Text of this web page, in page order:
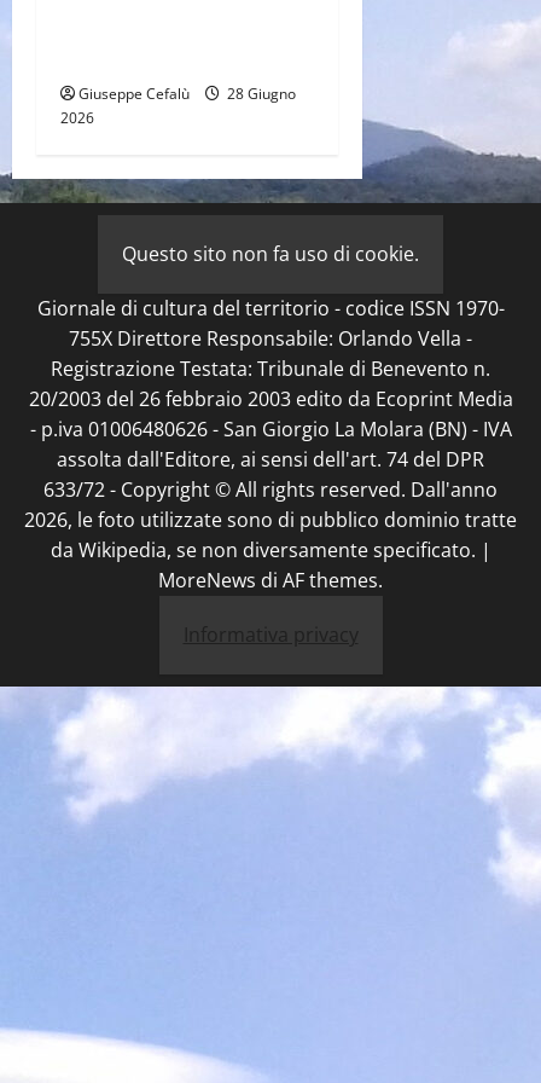
Giuseppe Cefalù
28 Giugno
2026
Questo sito non fa uso di cookie.
Giornale di cultura del territorio - codice ISSN 1970-
755X Direttore Responsabile: Orlando Vella -
Registrazione Testata: Tribunale di Benevento n.
20/2003 del 26 febbraio 2003 edito da Ecoprint Media
- p.iva 01006480626 - San Giorgio La Molara (BN) - IVA
assolta dall'Editore, ai sensi dell'art. 74 del DPR
633/72 - Copyright © All rights reserved. Dall'anno
2026, le foto utilizzate sono di pubblico dominio tratte
da Wikipedia, se non diversamente specificato. |
MoreNews di AF themes.
Informativa privacy